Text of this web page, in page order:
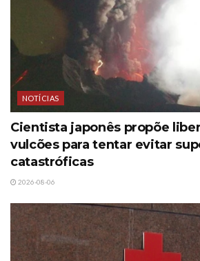
NOTÍCIAS
Cientista japonês propõe
vulcões para tentar evitar
catastróficas
2026-08-06